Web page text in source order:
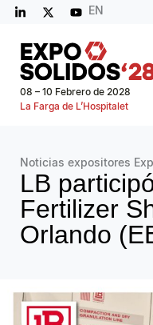
EN
08 – 10 Febrero de 2028
La Farga de L’Hospitalet
Noticias expositores
LB
Fertilizer
Orlando